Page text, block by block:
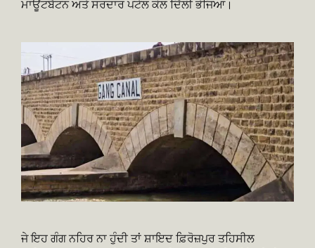
ਮਾਊਂਟਬੈਟਨ ਅਤੇ ਸਰਦਾਰ ਪਟੇਲ ਕੋਲ ਦਿੱਲੀ ਭੇਜਿਆ।
ਜੇ ਇਹ ਗੰਗ ਨਹਿਰ ਨਾ ਹੁੰਦੀ ਤਾਂ ਸ਼ਾਇਦ ਫ਼ਿਰੋਜ਼ਪੁਰ ਤਹਿਸੀਲ